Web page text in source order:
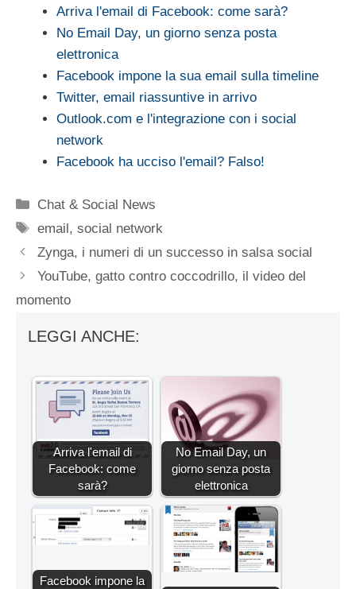
Arriva l'email di Facebook: come sarà?
No Email Day, un giorno senza posta
elettronica
Facebook impone la sua email sulla timeline
Twitter, email riassuntive in arrivo
Outlook.com e l'integrazione con i social
network
Facebook ha ucciso l'email? Falso!
Categorie
Chat & Social News
Tag
email,social network
Zynga, i numeri di un successo in salsa social
YouTube, gatto contro coccodrillo, il video del
momento
LEGGI ANCHE:
Arriva l'email di
Facebook: come
sarà?
No Email Day, un
giorno senza posta
elettronica
Facebook impone la